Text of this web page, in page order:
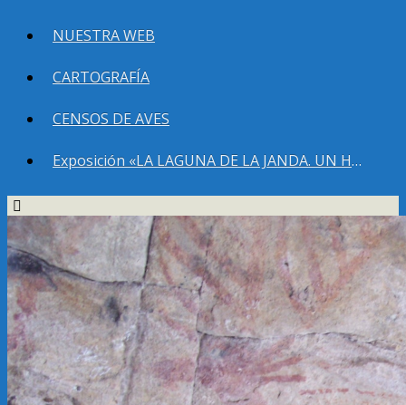
NUESTRA WEB
CARTOGRAFÍA
CENSOS DE AVES
Exposición «LA LAGUNA DE LA JANDA. UN HUMEDAL QUE DEBEMOS RECUPERAR»